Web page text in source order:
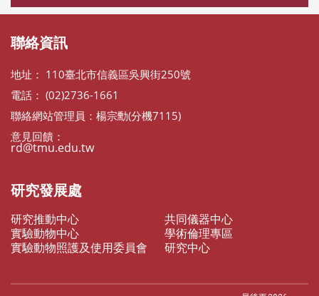
聯絡資訊
地址： 110臺北市信義區吳興街250號
電話： (02)2736-1661
聯絡網站管理員：楊宗勳(分機7115)
意見回饋：
rd@tmu.edu.tw
研究發展處
研究推動中心
共同儀器中心
實驗動物中心
學術倫理專區
實驗動物照護及使用委員會
研究中心